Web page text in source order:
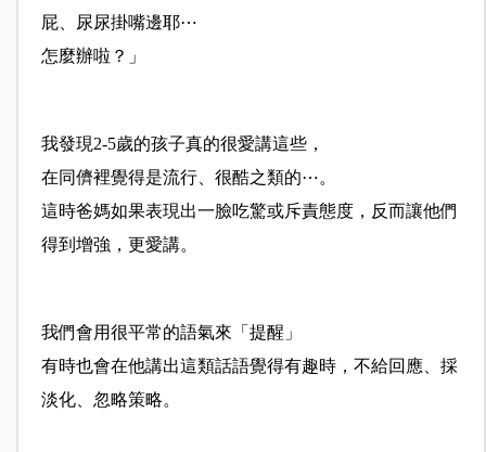
屁、尿尿掛嘴邊耶⋯
怎麼辦啦？」
我發現2-5歲的孩子真的很愛講這些，
在同儕裡覺得是流行、很酷之類的⋯。
這時爸媽如果表現出一臉吃驚或斥責態度，反而讓他們
得到增強，更愛講。
我們會用很平常的語氣來「提醒」
有時也會在他講出這類話語覺得有趣時，不給回應、採
淡化、忽略策略。